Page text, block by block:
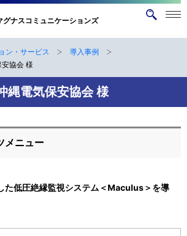
グナスコミュニケーションズ
イ
検
メニ
を開
ン・サービス
導入事例
協会 様
縄電気保安協会 様
メニュー
た低圧絶縁監視システム＜Maculus＞を導